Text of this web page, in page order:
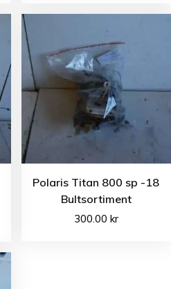
Polaris Titan 800 sp -18
Bultsortiment
300.00 kr